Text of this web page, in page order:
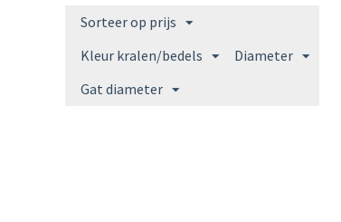
Sorteer op prijs
Kleur kralen/bedels
Diameter
Gat diameter